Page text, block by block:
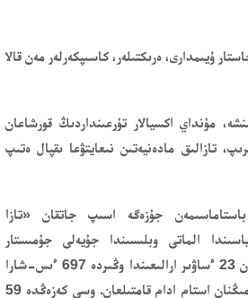
ۇيىمدارى، ەرىكتىلەر، كاسىپكەرلەر مەن قالا
مۇنداي اكسيالار تۇرعىنداردىڭ قورشاعان
تازالىق مادەنيەتىن نىعايتۋعا ىقپال ەتىپ
جۇزەگە اسىپ جاتقان «تازا
الماتى وبلىسىندا جۇيەلى جۇمىستار
جالعاسۋدا. بيىل 28 اقپان مەن 23 ءساۋىر ارالىعىندا وڭىردە 697 ءىس-شارا
ۇيىمداستىرىلىپ، وعان 344 مىڭنان استام ادام قامتىلعان. وسى كەزەڭدە 59